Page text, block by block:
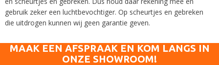
gebruik zeker een luchtbevochtiger. Op scheurtjes en gebreken
die uitdrogen kunnen wij geen garantie geven.
MAAK EEN AFSPRAAK EN KOM LANGS IN
ONZE SHOWROOM!